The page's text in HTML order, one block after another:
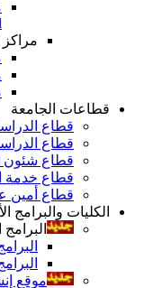
مراكز
قطاعات الجامعة
قطاع
قطاع
قطاع شئون
قطاع خدمة
قطاع أمين
الكليات والبرامج
البرامج
موقع